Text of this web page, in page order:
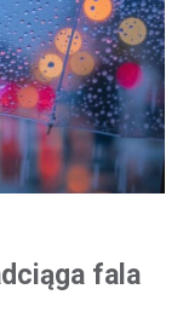
fala